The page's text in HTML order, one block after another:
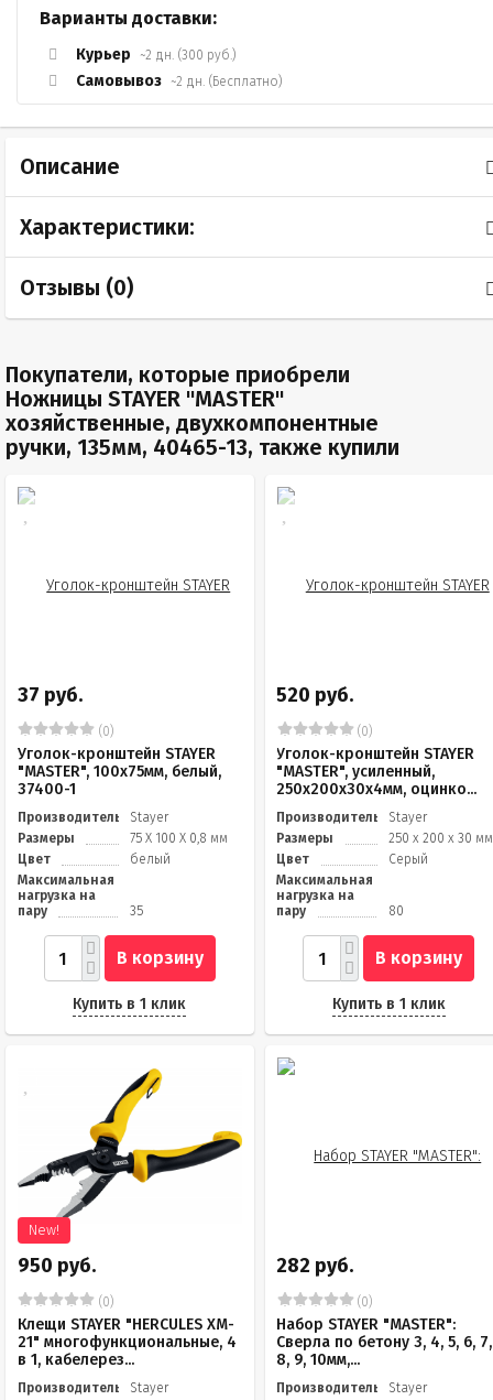
Варианты доставки:
Курьер ~2 дн. (300 руб.)
Самовывоз ~2 дн. (Бесплатно)
Описание
Характеристики:
Отзывы (0)
Покупатели, которые приобрели
Ножницы STAYER "MASTER"
хозяйственные, двухкомпонентные
ручки, 135мм, 40465-13, также купили
37 руб.
(0)
Уголок-кронштейн STAYER
"MASTER", 100х75мм, белый,
37400-1
Производитель
Stayer
Размеры
75 Х 100 Х 0,8 мм
Цвет
белый
Максимальная
нагрузка на
пару
35
В корзину
Купить в 1 клик
520 руб.
(0)
Уголок-кронштейн STAYER
"MASTER", усиленный,
250х200х30х4мм, оцинко...
Производитель
Stayer
Размеры
250 х 200 х 30 мм
Цвет
Серый
Максимальная
нагрузка на
пару
80
В корзину
Купить в 1 клик
950 руб.
New!
(0)
Клещи STAYER "HERCULES XM-
21" многофункциональные, 4
в 1, кабелерез...
Производитель
Stayer
282 руб.
(0)
Набор STAYER "MASTER":
Сверла по бетону 3, 4, 5, 6, 7,
8, 9, 10мм,...
Производитель
Stayer